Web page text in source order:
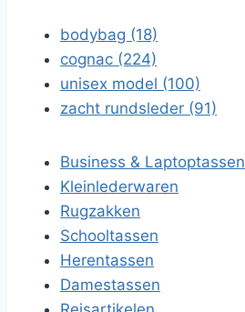
bodybag (18)
cognac (224)
unisex model (100)
zacht rundsleder (91)
Business & Laptoptassen
Kleinlederwaren
Rugzakken
Schooltassen
Herentassen
Damestassen